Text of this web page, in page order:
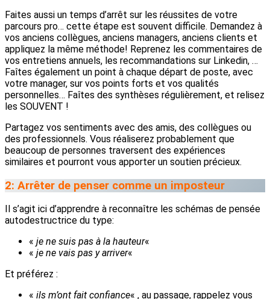
Faites aussi un temps d’arrêt sur les réussites de votre
parcours pro… cette étape est souvent difficile. Demandez à
vos anciens collègues, anciens managers, anciens clients et
appliquez la même méthode! Reprenez les commentaires de
vos entretiens annuels, les recommandations sur Linkedin, …
Faîtes également un point à chaque départ de poste, avec
votre manager, sur vos points forts et vos qualités
personnelles… Faîtes des synthèses régulièrement, et relisez
les SOUVENT !
Partagez vos sentiments avec des amis, des collègues ou
des professionnels. Vous réaliserez probablement que
beaucoup de personnes traversent des expériences
similaires et pourront vous apporter un soutien précieux.
2: Arrêter de penser comme un imposteur
Il s’agit ici d’apprendre à reconnaître les schémas de pensée
autodestructrice du type:
« je ne suis pas à la hauteur«
« je ne vais pas y arriver«
Et préférez :
« ils m’ont fait confiance« , au passage, rappelez vous